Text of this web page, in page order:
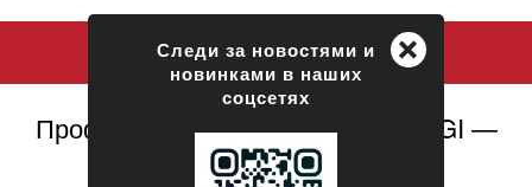
Профессиональная косметика GIGI —
официальный сайт
+
Следи за новостями и
новинками в наших
соцсетях